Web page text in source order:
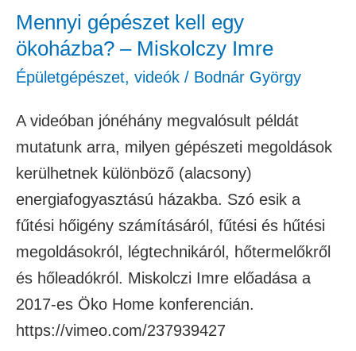
Mennyi gépészet kell egy
ökoházba? – Miskolczy Imre
Épületgépészet, videók / Bodnár György
A videóban jónéhány megvalósult példát
mutatunk arra, milyen gépészeti megoldások
kerülhetnek különböző (alacsony)
energiafogyasztású házakba. Szó esik a
fűtési hőigény számításáról, fűtési és hűtési
megoldásokról, légtechnikáról, hőtermelőkről
és hőleadókról. Miskolczi Imre előadása a
2017-es Öko Home konferencián.
https://vimeo.com/237939427
Imre